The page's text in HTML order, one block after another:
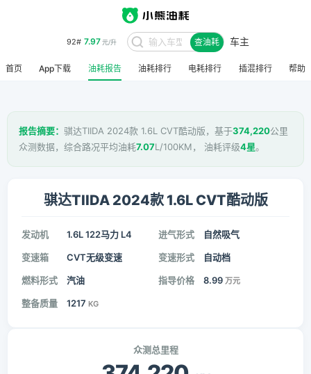
92# 7.97元/升 查油耗 车主
首页 App下载 油耗报告 油耗排行 电耗排行 插混排行 帮助
报告摘要： 骐达TIIDA 2024款 1.6L CVT酷动版，基于374,220公里
众测数据，综合路况平均油耗7.07L/100KM， 油耗评级4星。
骐达TIIDA 2024款 1.6L CVT酷动版
发动机 1.6L 122马力 L4 进气形式 自然吸气
变速箱 CVT无级变速 变速形式 自动档
燃料形式 汽油 指导价格 8.99 万元
整备质量 1217 KG
众测总里程